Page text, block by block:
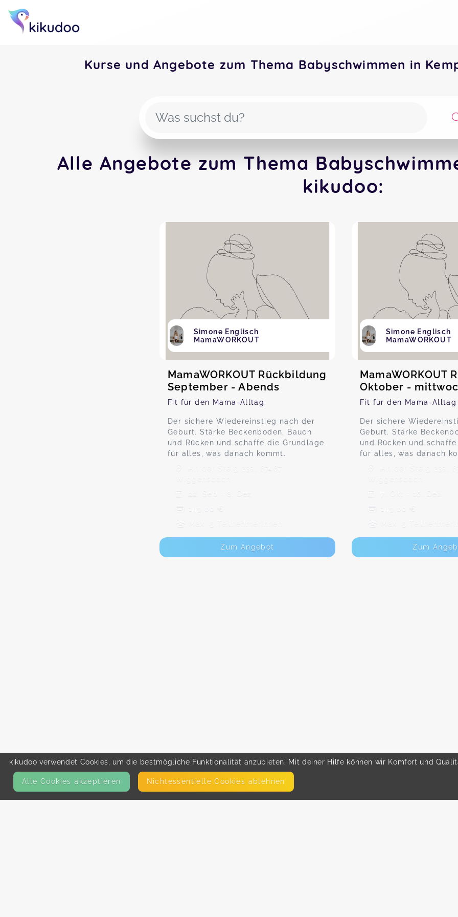
Kurse und Angebote zum Thema Babyschwimmen in
Alle Angebote zum Thema
kikudoo:
Simone Englisch
MamaWORKOUT
MamaWORKOUT Rückbildung
September - Abends
Fit für den Mama-Alltag
Der sichere Wiedereinstieg nach der
Geburt. Stärke Beckenboden, Bauch
und Rücken und schaffe die Grundlage
für alles, was danach kommt.
An der Steig 23a, 87487
22. Sep - 8. Dez
149,00 €
Max. 5 TeilnehmerInnen
Zum Angebot
Simone Englisch
MamaWORKOUT
MamaWORKOUT
Oktober -
Fit für den Mama-Alltag
Der sichere
Geburt. Stärke
und Rücken und
für alles, was danach
An der Steig 23a,
7. Okt - 16. Dez
149,00 €
Max. 5
Zum
kikudoo verwendet Cookies, um die bestmögliche Funktionalität anzubieten. Mit deiner Hilfe können wir Komfort und
Alle Cookies akzeptieren Nicht­essentielle Cookies ablehnen